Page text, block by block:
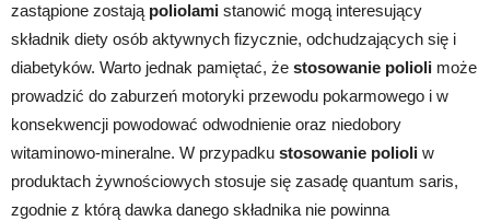
zastąpione zostają poliolami stanowić mogą interesujący
składnik diety osób aktywnych fizycznie, odchudzających się i
diabetyków. Warto jednak pamiętać, że stosowanie polioli może
prowadzić do zaburzeń motoryki przewodu pokarmowego i w
konsekwencji powodować odwodnienie oraz niedobory
witaminowo-mineralne. W przypadku stosowanie polioli w
produktach żywnościowych stosuje się zasadę quantum saris,
zgodnie z którą dawka danego składnika nie powinna